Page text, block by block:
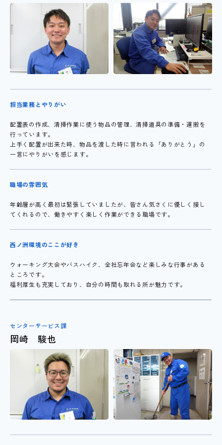
担当業務とやりがい
配置表の作成、清掃作業に使う物品の管理、清掃道具の準備・運搬を
行っています。
上手く配置が出来た時、物品を渡した時に言われる「ありがとう」の
一言にやりがいを感じます。
職場の雰囲気
年齢層が高く最初は緊張していましたが、皆さん気さくに優しく接し
てくれるので、働きやすく楽しく作業ができる職場です。
西ノ洲環境のここが好き
ウォーキング大会やバスハイク、全社忘年会など楽しみな行事がある
ところです。
福利厚生も充実しており、自分の時間も取れる所が魅力です。
センターサービス課
岡崎 駿也